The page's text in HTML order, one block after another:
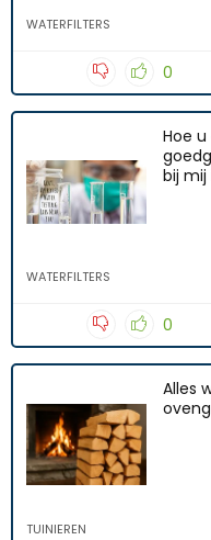
WATERFILTERS
0
Hoe
bij
WATERFILTERS
0
Alles
TUINIEREN